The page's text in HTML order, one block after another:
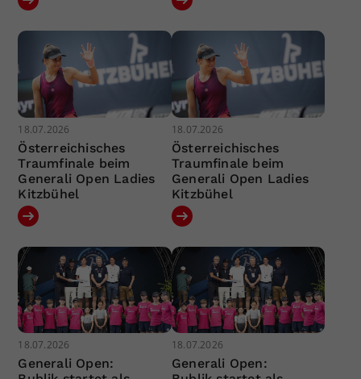
18.07.2026
Österreichisches
Traumfinale beim
Generali Open Ladies
Kitzbühel
18.07.2026
Österreichisches
Traumfinale beim
Generali Open Ladies
Kitzbühel
18.07.2026
Generali Open:
18.07.2026
Generali Open: